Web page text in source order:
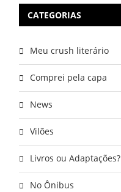
CATEGORIAS
Meu crush literário
Comprei pela capa
News
Vilões
Livros ou Adaptações?
No Ônibus